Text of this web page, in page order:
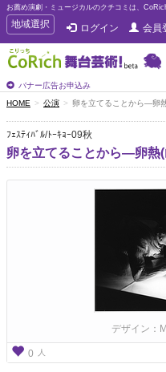
お薦め演劇・ミュージカルのクチコミは、
T
o
g
g
e
n
a
v
i
g
地域選択 ログイン 会員
バナー広告お申込み
HOME 公演 卵を立てることから―卵
ﾌｪｽﾃｨﾊﾞﾙ/ﾄｰｷｮｰ09秋
卵を立てることから―卵熱
デザイン：
0 人